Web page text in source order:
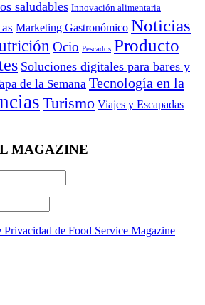
saludables Innovación alimentaria
Marketing Gastronómico Noticias
Ocio Pescados Producto
Soluciones digitales para bares y
de la Semana Tecnología en la
Turismo Viajes y Escapadas
MAGAZINE
de Food Service Magazine